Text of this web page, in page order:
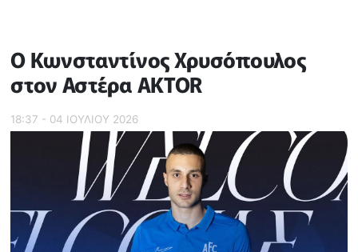
Ο Κωνσταντίνος Χρυσόπουλος
στον Αστέρα AKTOR
18:37 - 04 ΙΟΥΛΙΟΥ 2026